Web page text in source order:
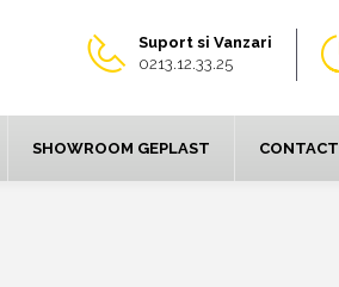
Suport si Vanzari
0213.12.33.25
SHOWROOM GEPLAST CONTACT